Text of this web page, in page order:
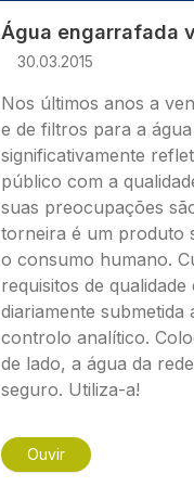
Água engarrafada
30.03.2015
Nos últimos anos a
e de filtros para a
significativamente
público com a
suas preocupações
torneira é um produto
o consumo humano.
requisitos de
diariamente
controlo analítico.
de lado, a água da
seguro. Utiliza-a!
Ouvir